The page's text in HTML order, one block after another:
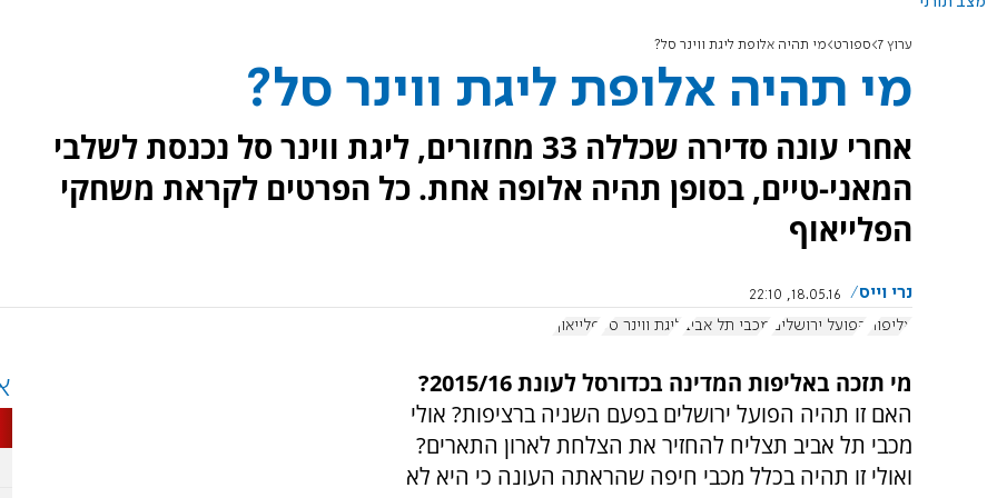
ערוץ 7 ספורט מי תהיה אלופת ליגת ווינר סל?
מי תהיה אלופת ליגת ווינר סל?
אחרי עונה סדירה שכללה 33 מחזורים, ליגת ווינר סל נכנסת לשלבי
המאני-טיים, בסופן תהיה אלופה אחת. כל הפרטים לקראת משחקי
הפלייאוף
נרי וייס
18.05.16, 22:10
אליפות
הפועל ירושלים מכבי תל אביב ליגת ווינר סל פלייאוף
מי תזכה באליפות המדינה בכדורסל לעונת 2015/16?
האם זו תהיה הפועל ירושלים בפעם השניה ברציפות? אולי
מכבי תל אביב תצליח להחזיר את הצלחת לארון התארים?
ואולי זו תהיה בכלל מכבי חיפה שהראתה העונה כי היא לא